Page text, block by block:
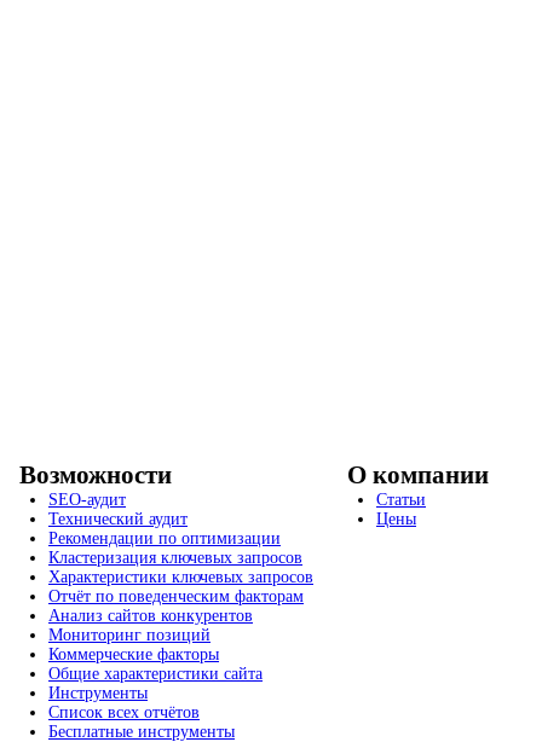
Возможности
SEO-аудит
Технический аудит
Рекомендации по оптимизации
Кластеризация ключевых запросов
Характеристики ключевых запросов
Отчёт по поведенческим факторам
Анализ сайтов конкурентов
Мониторинг позиций
Коммерческие факторы
Общие характеристики сайта
Инструменты
Список всех отчётов
Бесплатные инструменты
О компании
Статьи
Цены